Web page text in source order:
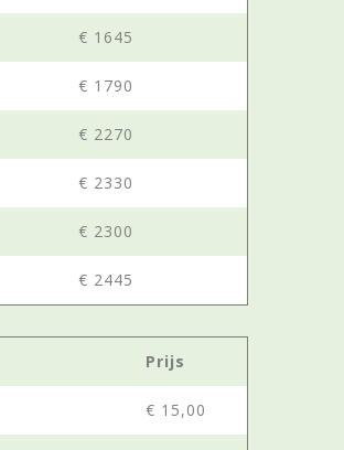
€ 1645
€ 1790
€ 2270
€ 2330
€ 2300
€ 2445
Prijs
€ 15,00